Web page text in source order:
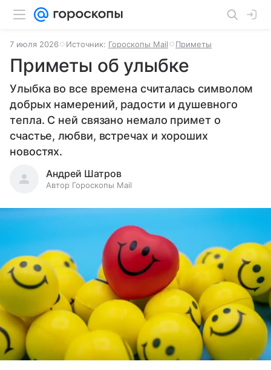
7 июля 2026 Источник: Гороскопы Mail Приметы
Приметы об улыбке
Улыбка во все времена считалась символом
добрых намерений, радости и душевного
тепла. С ней связано немало примет о
счастье, любви, встречах и хороших
новостях.
Андрей Шатров
Автор Гороскопы Mail